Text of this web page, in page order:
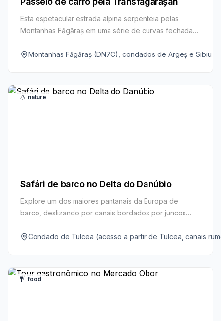
Esta espetacular estrada alpina serpenteia pelas
Montanhas Făgăraș em uma série de curvas fechadas,
glaciar Lago Bâlea por algumas das paisagens mais
Montanhas Făgăraș (DN7C), condados de Argeș e Sibiu
nature
Safári de barco no Delta do Danúbio
Explore um dos maiores pantanais da Europa de
barco, deslizando por canais bordados por juncos
natureza e observadores de pássaros.
Condado de Tulcea (acesso a partir de Tulcea, canais
food